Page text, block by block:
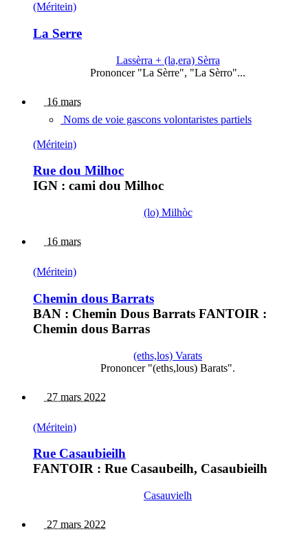
(Méritein)
La Serre
Lassèrra + (la,era) Sèrra
Prononcer "La Sèrre", "La Sèrro"...
16 mars
Noms de voie gascons volontaristes partiels
(Méritein)
Rue dou Milhoc
IGN : cami dou Milhoc
(lo) Milhòc
16 mars
(Méritein)
Chemin dous Barrats
BAN : Chemin Dous Barrats FANTOIR :
Chemin dous Barras
(eths,los) Varats
Prononcer "(eths,lous) Barats".
27 mars 2022
(Méritein)
Rue Casaubieilh
FANTOIR : Rue Casaubeilh, Casaubieilh
Casauvielh
27 mars 2022